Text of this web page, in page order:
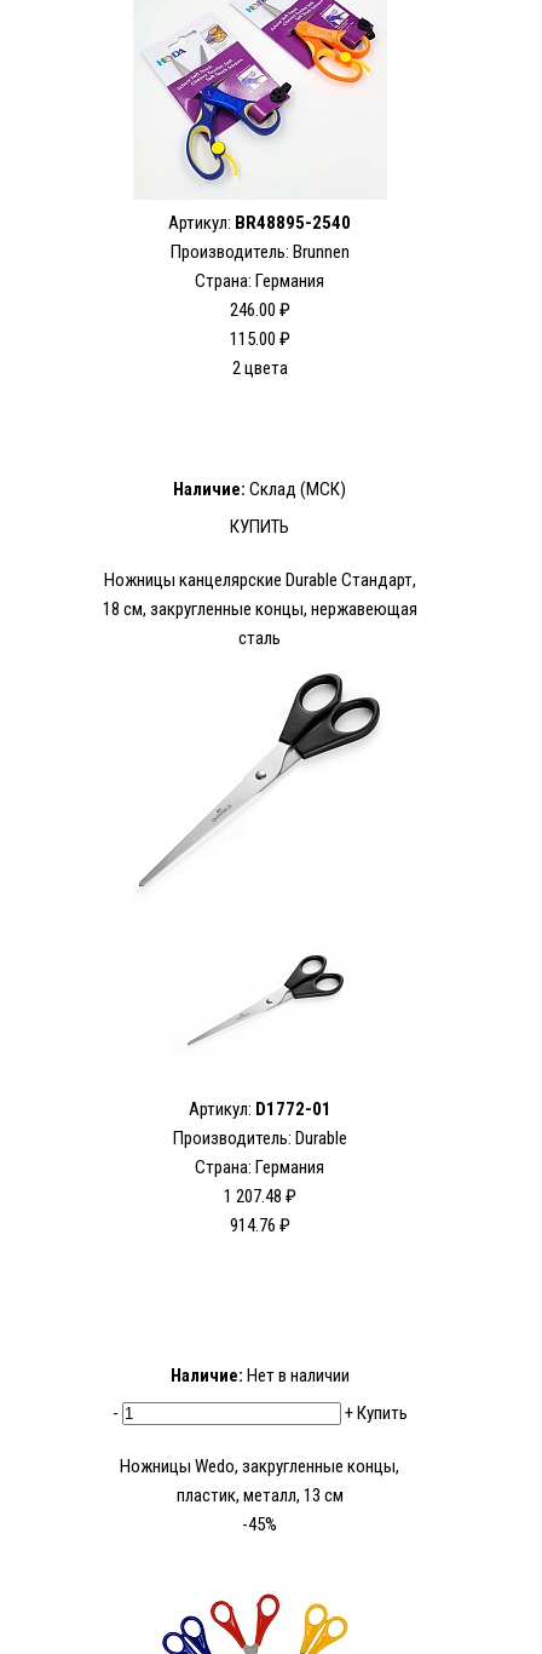
Артикул: BR48895-2540
Производитель: Brunnen
Страна: Германия
246.00 ₽
115.00 ₽
2 цвета
Наличие: Склад (МСК)
КУПИТЬ
Ножницы канцелярские Durable Стандарт,
18 см, закругленные концы, нержавеющая
сталь
Артикул: D1772-01
Производитель: Durable
Страна: Германия
1 207.48 ₽
914.76 ₽
Наличие: Нет в наличии
-
+Купить
Ножницы Wedo, закругленные концы,
пластик, металл, 13 см
-45%